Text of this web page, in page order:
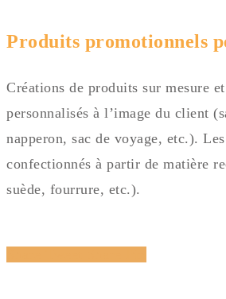
Produits promotionnels
Créations de produits sur mesure
personnalisés à l’image du client
napperon, sac de voyage, etc.).
confectionnés à partir de matière
suède, fourrure, etc.).